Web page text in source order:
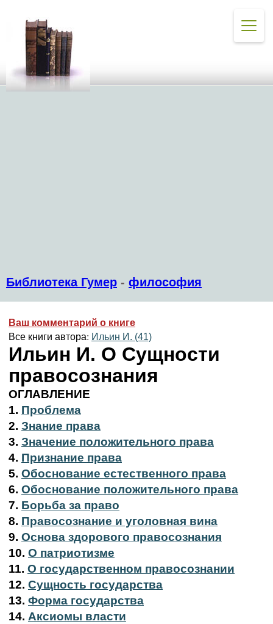
Библиотека Гумер - философия
Ваш комментарий о книге
Все книги автора: Ильин И. (41)
Ильин И. О Сущности
правосознания
ОГЛАВЛЕНИЕ
1. Проблема
2. Знание права
3. Значение положительного права
4. Признание права
5. Обоснование естественного права
6. Обоснование положительного права
7. Борьба за право
8. Правосознание и уголовная вина
9. Основа здорового правосознания
10. О патриотизме
11. О государственном правосознании
12. Сущность государства
13. Форма государства
14. Аксиомы власти